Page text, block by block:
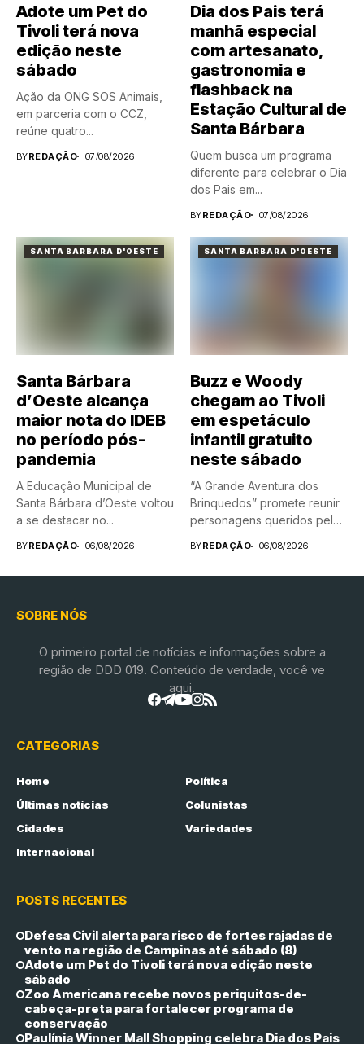
Adote um Pet do
Tivoli terá nova
edição neste
sábado
Ação da ONG SOS Animais,
em parceria com o CCZ,
reúne quatro...
BYREDAÇÃO 07/08/2026
Dia dos Pais terá
manhã especial
com artesanato,
gastronomia e
flashback na
Estação Cultural de
Santa Bárbara
Quem busca um programa
diferente para celebrar o Dia
dos Pais em...
BYREDAÇÃO 07/08/2026
SANTA BARBARA D'OESTE
Santa Bárbara
d’Oeste alcança
maior nota do IDEB
no período pós-
pandemia
A Educação Municipal de
Santa Bárbara d’Oeste voltou
a se destacar no...
BYREDAÇÃO 06/08/2026
SANTA BARBARA D'OESTE
Buzz e Woody
chegam ao Tivoli
em espetáculo
infantil gratuito
neste sábado
“A Grande Aventura dos
Brinquedos” promete reunir
personagens queridos pelas
BYREDAÇÃO 06/08/2026
SOBRE NÓS
O primeiro portal de notícias e informações sobre a
região de DDD 019. Conteúdo de verdade, você ve
aqui.
CATEGORIAS
Home
Política
Últimas notícias
Colunistas
Cidades
Variedades
Internacional
POSTS RECENTES
Defesa Civil alerta para risco de fortes rajadas de
vento na região de Campinas até sábado (8)
Adote um Pet do Tivoli terá nova edição neste
sábado
Zoo Americana recebe novos periquitos-de-
cabeça-preta para fortalecer programa de
conservação
Paulínia Winner Mall Shopping celebra Dia dos Pais